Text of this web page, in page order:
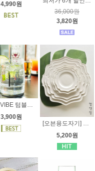
4,990원
36,000원
3,820원
리비 VIBE 텀블러(2311,2312)
3,900원
[오븐용도자기] 어썸 원형접시 14.5cm 17.3cm 20cm 25cm 29cm 32.5cm ( hp8880 )
5,200원